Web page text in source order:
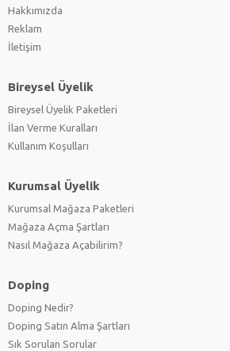
Hakkımızda
Reklam
İletişim
Bireysel Üyelik
Bireysel Üyelik Paketleri
İlan Verme Kuralları
Kullanım Koşulları
Kurumsal Üyelik
Kurumsal Mağaza Paketleri
Mağaza Açma Şartları
Nasıl Mağaza Açabilirim?
Doping
Doping Nedir?
Doping Satın Alma Şartları
Sık Sorulan Sorular